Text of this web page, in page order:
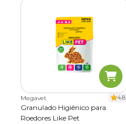
Megavet 4.8
Granulado Higiênico para
Roedores Like Pet